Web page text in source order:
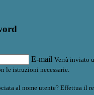
E-mail Verrà inviato
le istruzioni necessarie.
al nome utente? Effettua il